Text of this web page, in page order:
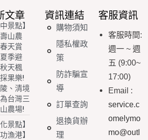
文章
景點】
壽山農
天賞
季避
天楓
果樂!
、清境
台灣三
農場!
景點】
漁港】
資訊連結
購物須知
隱私權政
策
防詐騙宣
導
訂單查詢
退換貨辦
理
客服資訊
客服時間:
週一 ~ 週
五 (9:00~
17:00)
Email :
service.c
omelymo
mo@outl